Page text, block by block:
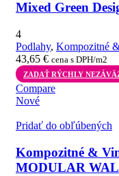
Mixed Green
4
Podlahy, Kompozitné
43,65 € cena s DPH/m2
ZADAŤ RÝCHLY
Compare
Nové
Pridať do obľúbených
Kompozitné &
MODULAR